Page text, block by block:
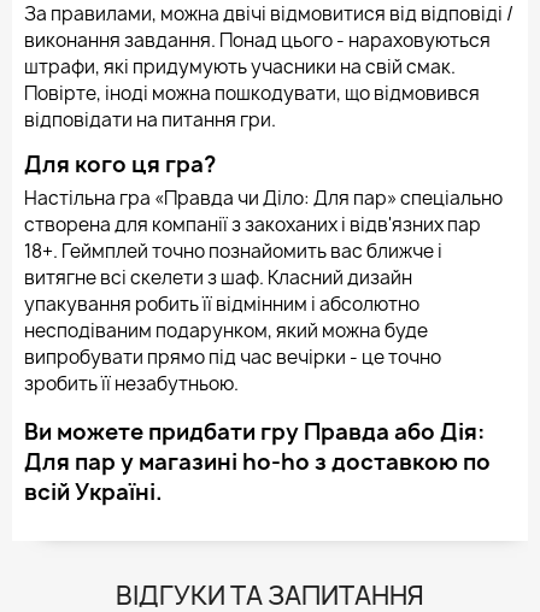
За правилами, можна двічі відмовитися від відповіді /
виконання завдання. Понад цього - нараховуються
штрафи, які придумують учасники на свій смак.
Повірте, іноді можна пошкодувати, що відмовився
відповідати на питання гри.
Для кого ця гра?
Настільна гра «Правда чи Діло: Для пар» спеціально
створена для компанії з закоханих і відв'язних пар
18+. Геймплей точно познайомить вас ближче і
витягне всі скелети з шаф. Класний дизайн
упакування робить її відмінним і абсолютно
несподіваним подарунком, який можна буде
випробувати прямо під час вечірки - це точно
зробить її незабутньою.
Ви можете придбати гру Правда або Дія:
Для пар у магазині ho-ho з доставкою по
всій Україні.
ВІДГУКИ ТА ЗАПИТАННЯ